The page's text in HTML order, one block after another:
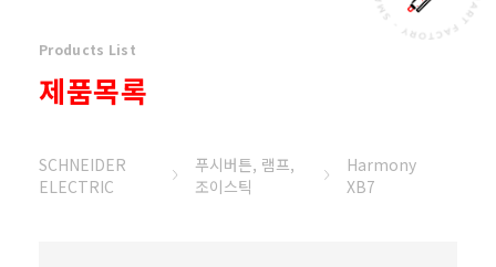
Products List
제품목록
SCHNEIDER
ELECTRIC
푸시버튼, 램프,
조이스틱
Harmony
XB7